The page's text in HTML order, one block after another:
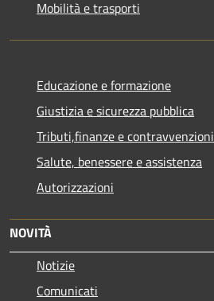
Mobilità e trasporti
Educazione e formazione
Giustizia e sicurezza pubblica
Tributi,finanze e contravvenzioni
Salute, benessere e assistenza
Autorizzazioni
NOVITÀ
Notizie
Comunicati